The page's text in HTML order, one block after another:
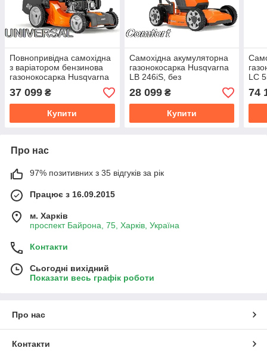
Повнопривідна самохідна
з варіатором бензинова
газонокосарка Husqvarna
LC 353AWD
37 099 ₴
Купити
Самохідна акумуляторна
газонокосарка Husqvarna
LB 246iS, без
травозбірника (без АКБ та
ЗП)
28 099₴
Купити
LC
АКБ
74
Про нас
97% позитивних з 35 відгуків за рік
Працює з 16.09.2015
м. Харків
проспект Байрона, 75, Харків, Україна
Контакти
Сьогодні вихідний
Показати весь графік роботи
Про нас
Контакти